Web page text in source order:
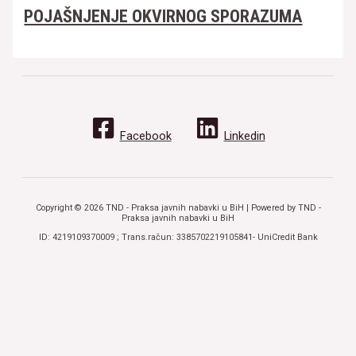
POJAŠNJENJE OKVIRNOG SPORAZUMA
Facebook Linkedin
Copyright © 2026 TND - Praksa javnih nabavki u BiH | Powered by TND -
Praksa javnih nabavki u BiH
ID: 4219109370009 ; Trans.račun: 3385702219105841- UniCredit Bank